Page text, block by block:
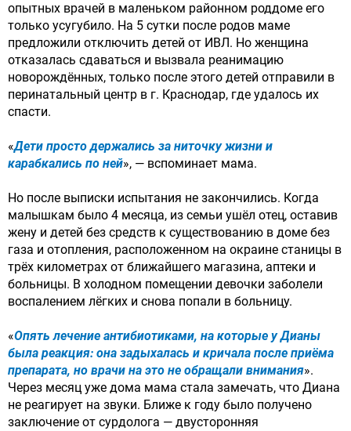
опытных врачей в маленьком районном роддоме его
только усугубило. На 5 сутки после родов маме
предложили отключить детей от ИВЛ. Но женщина
отказалась сдаваться и вызвала реанимацию
новорождённых, только после этого детей отправили в
перинатальный центр в г. Краснодар, где удалось их
спасти.
«Дети просто держались за ниточку жизни и
карабкались по ней», — вспоминает мама.
Но после выписки испытания не закончились. Когда
малышкам было 4 месяца, из семьи ушёл отец, оставив
жену и детей без средств к существованию в доме без
газа и отопления, расположенном на окраине станицы в
трёх километрах от ближайшего магазина, аптеки и
больницы. В холодном помещении девочки заболели
воспалением лёгких и снова попали в больницу.
«Опять лечение антибиотиками, на которые у Дианы
была реакция: она задыхалась и кричала после приёма
препарата, но врачи на это не обращали внимания».
Через месяц уже дома мама стала замечать, что Диана
не реагирует на звуки. Ближе к году было получено
заключение от сурдолога — двусторонняя